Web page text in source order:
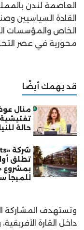
العاصمة لندن
القادة السياسيين
الخاص والمؤسسات
محورية في عصر
قد يهمك أيضًا
حالة
تطلق
للميجا
وتستهدف المشاركة
داخل القارة